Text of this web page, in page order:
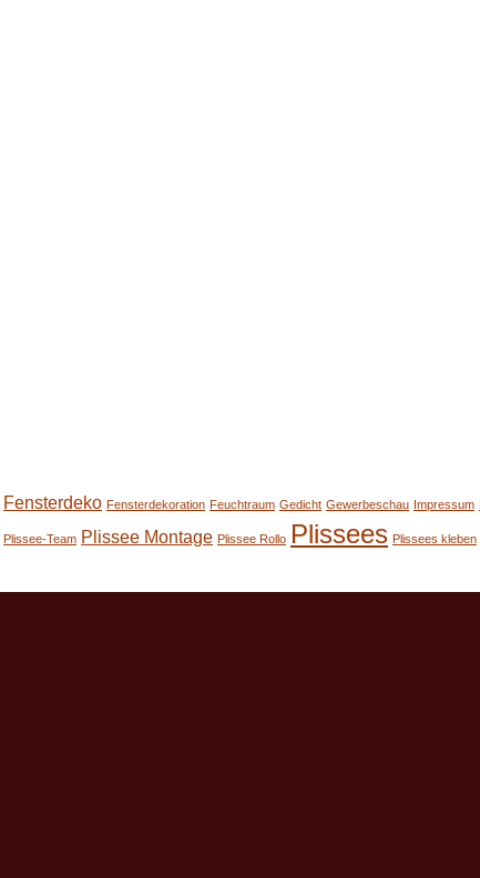
Fensterdeko Fensterdekoration Feuchtraum Gedicht Gewerbeschau Impressum
Plissee-Team Plissee Montage Plissee Rollo Plissees Plissees kleben